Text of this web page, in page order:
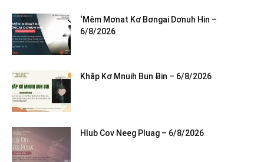
‘Mêm Mơnat Kơ Bơngai Dơnuh Hin –
6/8/2026
Khăp Kơ Mnuih Bun Ƀin – 6/8/2026
Hlub Cov Neeg Pluag – 6/8/2026